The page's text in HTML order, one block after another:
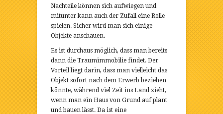
Nachteile können sich aufwiegen und
mitunter kann auch der Zufall eine Rolle
spielen. Sicher wird man sich einige
Objekte anschauen.
Es ist durchaus möglich, dass man bereits
dann die Traumimmobilie findet. Der
Vorteil liegt darin, dass man vielleicht das
Objekt sofort nach dem Erwerb beziehen
könnte, während viel Zeit ins Land zieht,
wenn man ein Haus von Grund auf plant
und bauen lässt. Da ist eine